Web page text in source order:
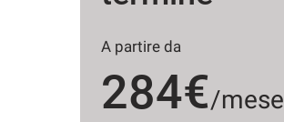
A partire da
284€/mese